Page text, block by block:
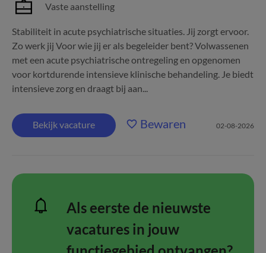
Vaste aanstelling
Stabiliteit in acute psychiatrische situaties. Jij zorgt ervoor.
Zo werk jij Voor wie jij er als begeleider bent? Volwassenen
met een acute psychiatrische ontregeling en opgenomen
voor kortdurende intensieve klinische behandeling. Je biedt
intensieve zorg en draagt bij aan...
Bekijk vacature Bewaren 02-08-2026
Als eerste de nieuwste
vacatures in jouw